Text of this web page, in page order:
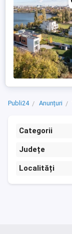
Publi24 Anunțuri
Categorii
Județe
Localități